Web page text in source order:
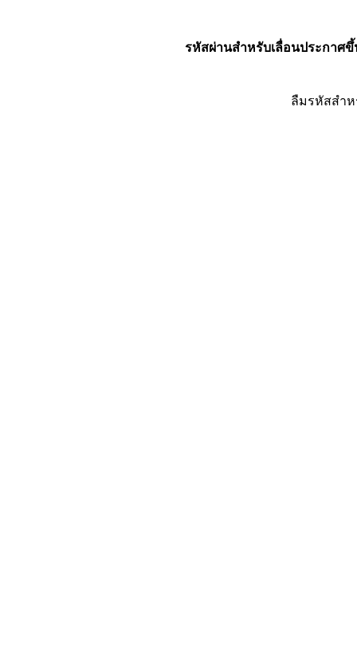
รหัสผ่านสำหรับเลื่อนประกาศขึ้
ลืมรหัสสำ